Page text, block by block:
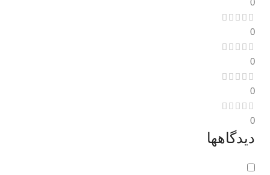
0
0
0
0
دیدگاهها